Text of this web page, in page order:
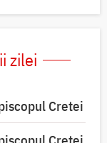
zilei
Cretei